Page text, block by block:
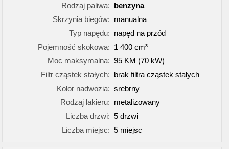
Rodzaj paliwa: benzyna
Skrzynia biegów: manualna
Typ napędu: napęd na przód
Pojemność skokowa: 1 400 cm³
Moc maksymalna: 95 KM (70 kW)
Filtr cząstek stałych: brak filtra cząstek stałych
Kolor nadwozia: srebrny
Rodzaj lakieru: metalizowany
Liczba drzwi: 5 drzwi
Liczba miejsc: 5 miejsc